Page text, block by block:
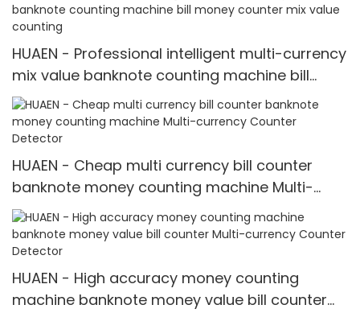
HUAEN - Professional intelligent multi-currency
mix value banknote counting machine bill
money counter mix value counting
HUAEN - Cheap multi currency bill counter
banknote money counting machine Multi-
currency Counter <000000> Detector
HUAEN - High accuracy money counting
machine banknote money value bill counter